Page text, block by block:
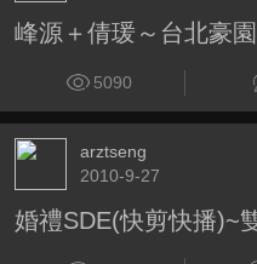
峰源＋倩瑗～台北豪園
5090
arztseng
2010-9-27
婚禮SDE(快剪快播)~